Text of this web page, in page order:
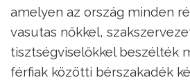
amelyen az ország minden
vasutas nőkkel,
tisztségviselőkkel beszélték
férfiak közötti bérszakadék